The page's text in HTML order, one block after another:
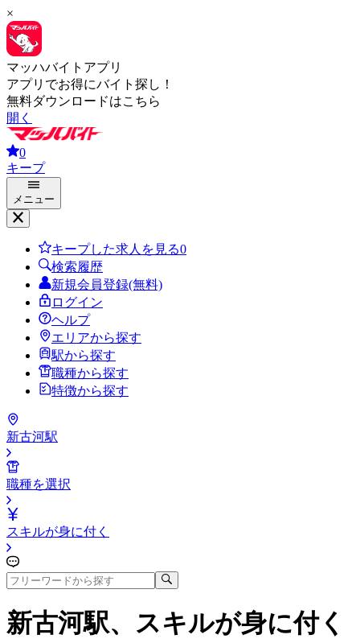
×
マッハバイトアプリ
アプリでお得にバイト探し！
無料ダウンロードはこちら
開く
0
キープ
メニュー
キープした求人を見る0
検索履歴
新規会員登録(無料)
ログイン
ヘルプ
エリアから探す
駅から探す
職種から探す
特徴から探す
新古河駅
職種を選択
スキルが身に付く
新古河駅、スキルが身に付く